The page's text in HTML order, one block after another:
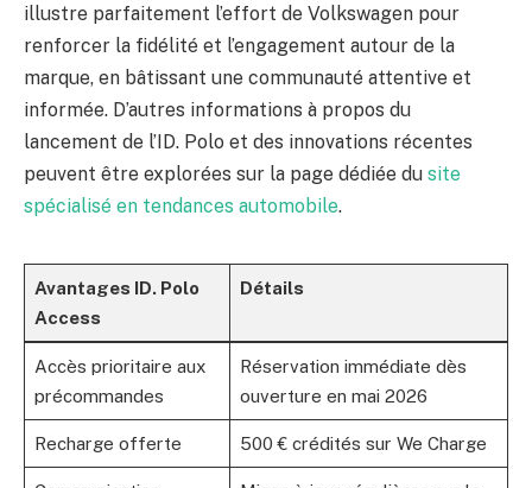
illustre parfaitement l’effort de Volkswagen pour
renforcer la fidélité et l’engagement autour de la
marque, en bâtissant une communauté attentive et
informée. D’autres informations à propos du
lancement de l’ID. Polo et des innovations récentes
peuvent être explorées sur la page dédiée du site
spécialisé en tendances automobile.
Avantages ID. Polo
Access
Détails
Accès prioritaire aux
précommandes
Réservation immédiate dès
ouverture en mai 2026
Recharge offerte 500 € crédités sur We Charge